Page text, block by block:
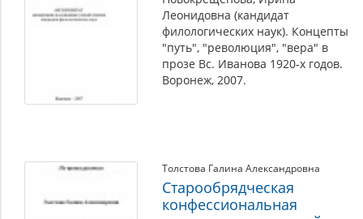
Леонидовна (кандидат
филологических наук). Концепты
"путь", "революция", "вера" в
прозе Вс. Иванова 1920-х годов.
Воронеж, 2007.
Толстова Галина Александровна
Старообрядческая
конфессиональная